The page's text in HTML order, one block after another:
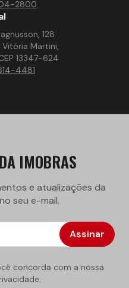
2800
128
Martini,
13347-624
4481
IMOBRAS
e atualizações da
seu e-mail.
Assinar
concorda com a nossa